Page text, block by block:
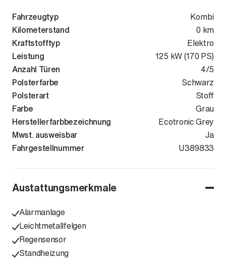
Fahrzeugtyp
Kombi
Kilometerstand
0 km
Kraftstofftyp
Elektro
Leistung
125 kW (170 PS)
Anzahl Türen
4/5
Polsterfarbe
Schwarz
Polsterart
Stoff
Farbe
Grau
Herstellerfarbbezeichnung
Ecotronic Grey
Mwst. ausweisbar
Ja
Fahrgestellnummer
U389833
Austattungsmerkmale
Alarmanlage
Leichtmetallfelgen
Regensensor
Standheizung